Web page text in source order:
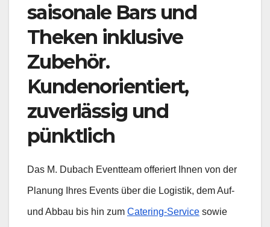
saisonale Bars und
Theken inklusive
Zubehör.
Kundenorientiert,
zuverlässig und
pünktlich
Das M. Dubach Eventteam offeriert Ihnen von der
Planung Ihres Events über die Logistik, dem Auf-
und Abbau bis hin zum Catering-Service sowie